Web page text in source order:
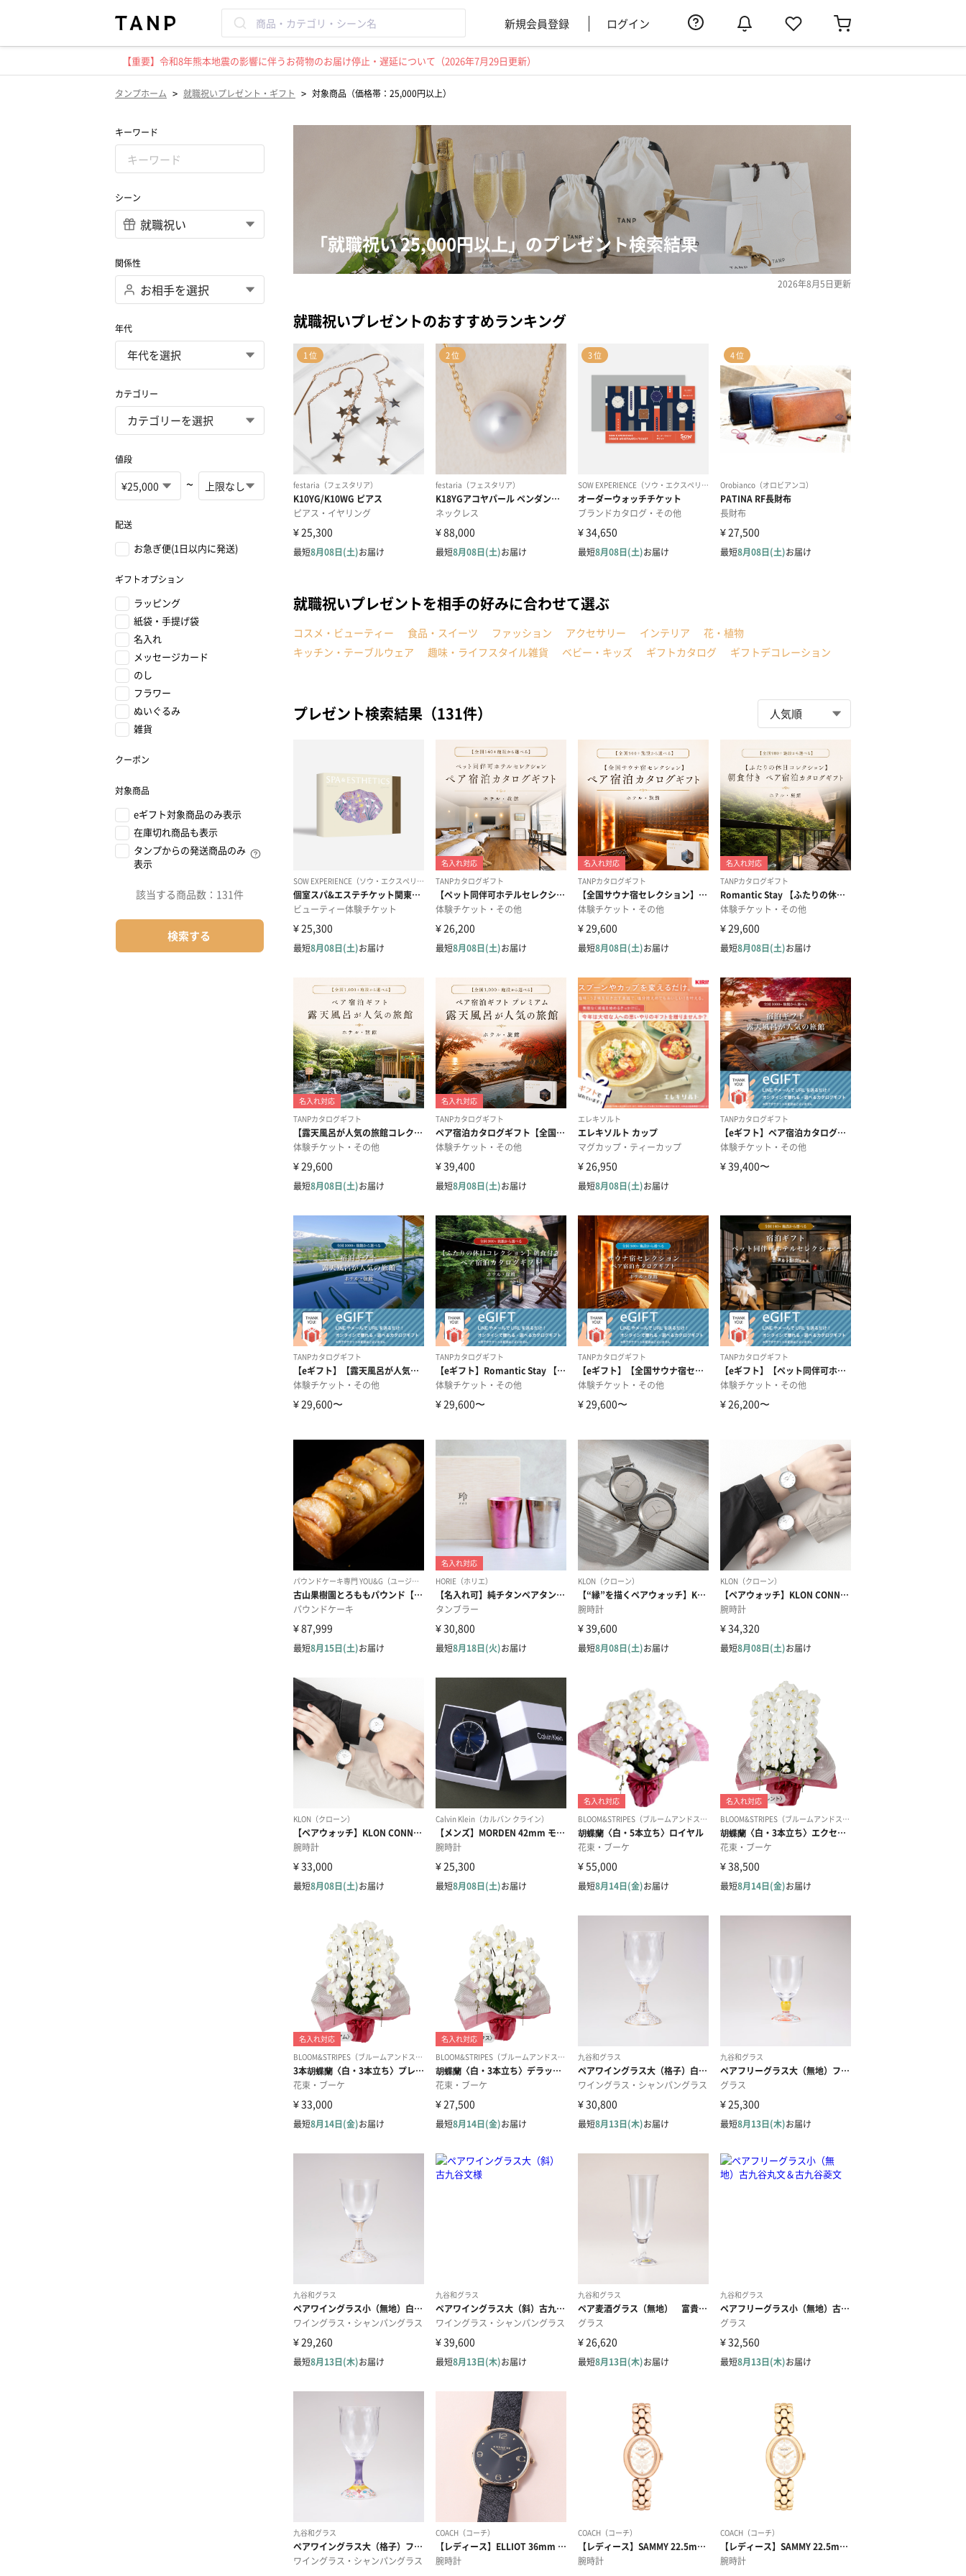
新規会員登録 ログイン
【重要】令和8年熊本地震の影響に伴うお荷物のお届け停止・遅延について（2026年7月29日更新）
タンプホーム > 就職祝いプレゼント・ギフト > 対象商品（価格帯：25,000円以上）
キーワード
シーン
関係性
年代
カテゴリー
値段
~
配送
お急ぎ便(1日以内に発送)
ギフトオプション
ラッピング
紙袋・手提げ袋
名入れ
メッセージカード
のし
フラワー
ぬいぐるみ
雑貨
クーポン
対象商品
eギフト対象商品のみ表示
在庫切れ商品も表示
タンプからの発送商品のみ
表示
該当する商品数： 131件
検索する
「就職祝い 25,000円以上」のプレゼント検索結果
2026年8月5日更新
就職祝いプレゼントのおすすめランキング
就職祝いプレゼントを相手の好みに合わせて選ぶ
コスメ・ビューティー 食品・スイーツ ファッション アクセサリー インテリア
花・植物
キッチン・テーブルウェア
趣味・ライフスタイル雑貨 ベビー・キッズ ギフトカタログ ギフトデコレーション
プレゼント検索結果（131件）